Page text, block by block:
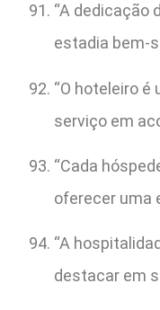
“A dedicação
estadia bem-
“O hoteleiro
serviço em
“Cada
oferecer uma
“A
destacar em